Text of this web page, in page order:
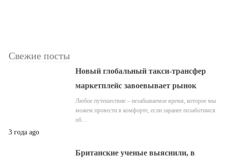
Свежие посты
Новый глобальный такси-трансфер
маркетплейс завоевывает рынок
Любое путешествие – незабываемое время, которое мы
можем провести в комфорте, если заранее позаботимся
об…
3 года ago
Британские ученые выяснили, в